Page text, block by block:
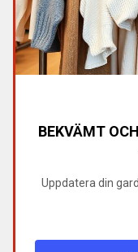
BEKVÄMT
Uppdatera din